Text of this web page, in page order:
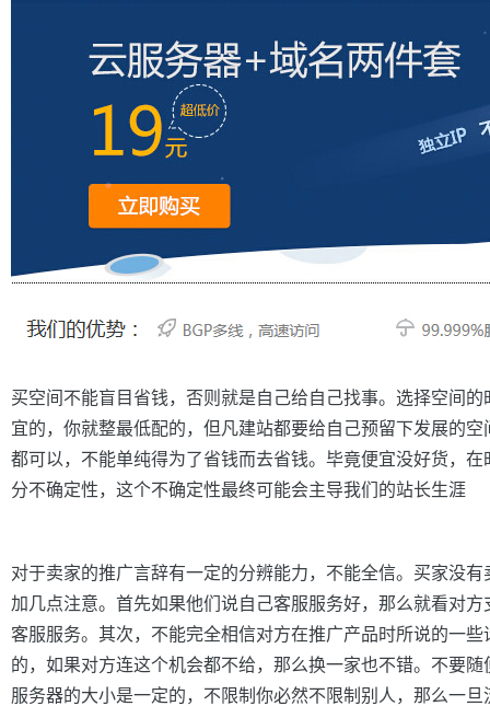
买空间不能盲目省钱，否则就是自己给自己找事。选择空间
宜的，你就整最低配的，但凡建站都要给自己预留下发展的
都可以，不能单纯得为了省钱而去省钱。毕竟便宜没好货，
分不确定性，这个不确定性最终可能会主导我们的站长生涯
对于卖家的推广言辞有一定的分辨能力，不能全信。买家没
加几点注意。首先如果他们说自己客服服务好，那么就看对
客服服务。其次，不能完全相信对方在推广产品时所说的一
的，如果对方连这个机会都不给，那么换一家也不错。不要
服务器的大小是一定的，不限制你必然不限制别人，那么一